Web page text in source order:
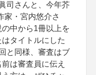
司さんと、今年芥
家・宮内悠介さ
中から1冊以上を
タイトルにした
と同様、審査はブ
は審査員に伝え